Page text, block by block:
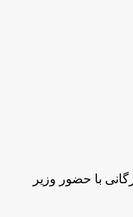
با حضور وزیر